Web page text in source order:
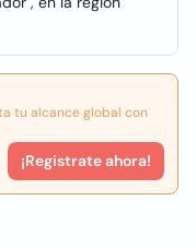
tu alcance global con
¡Registrate ahora!